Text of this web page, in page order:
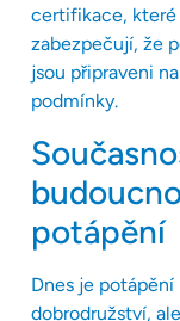
certifikace, které
zabezpečují, že
jsou připraveni
podmínky.
potápění
Dnes je potápění
dobrodružství,